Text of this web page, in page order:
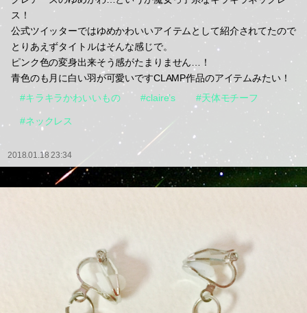
ス！
公式ツイッターではゆめかわいいアイテムとして紹介されてたので
とりあえずタイトルはそんな感じで。
ピンク色の変身出来そう感がたまりません…！
青色のも月に白い羽が可愛いですCLAMP作品のアイテムみたい！
#キラキラかわいいもの
#claire’s #天体モチーフ
#ネックレス
2018.01.18 23:34